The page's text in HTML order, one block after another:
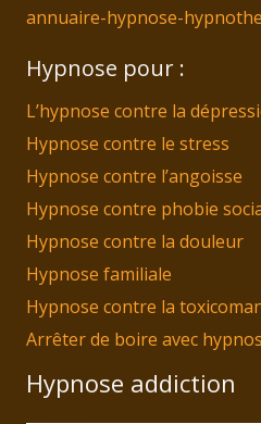
annuaire-hypnose-
Hypnose pour :
L’hypnose contre la
Hypnose contre le stress
Hypnose contre l’angoisse
Hypnose contre phobie
Hypnose contre la douleur
Hypnose familiale
Hypnose contre la
Arrêter de boire avec
Hypnose addiction